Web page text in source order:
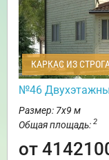
КАРКАС ИЗ
№46
Размер: 7х9 м
Общая площадь: 2
от